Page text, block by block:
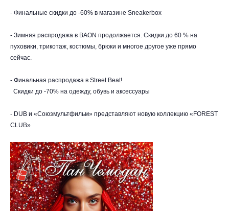
- Финальные скидки до -60% в магазине Sneakerbox
- Зимняя распродажа в BAON продолжается. Скидки до 60 % на
пуховики, трикотаж, костюмы, брюки и многое другое уже прямо
сейчас.
- Финальная распродажа в Street Beat!
Скидки до -70% на одежду, обувь и аксессуары
- DUB и «Союзмультфильм» представляют новую коллекцию «FOREST
CLUB»